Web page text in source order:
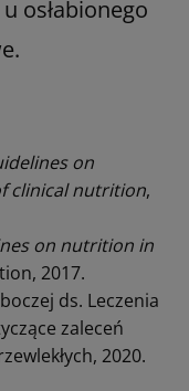
osłabionego
on
clinical nutrition,
on nutrition in
2017.
ds. Leczenia
zaleceń
2020.